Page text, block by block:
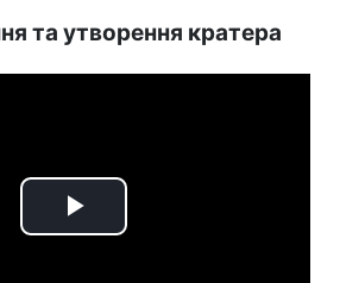
та утворення кратера
Play